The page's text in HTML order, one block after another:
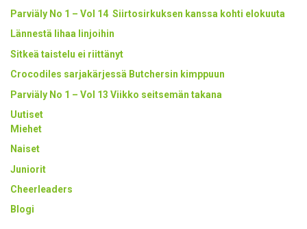
Parviäly No 1 – Vol 14 Siirtosirkuksen kanssa kohti elokuuta
Lännestä lihaa linjoihin
Sitkeä taistelu ei riittänyt
Crocodiles sarjakärjessä Butchersin kimppuun
Parviäly No 1 – Vol 13 Viikko seitsemän takana
Uutiset
Miehet
Naiset
Juniorit
Cheerleaders
Blogi